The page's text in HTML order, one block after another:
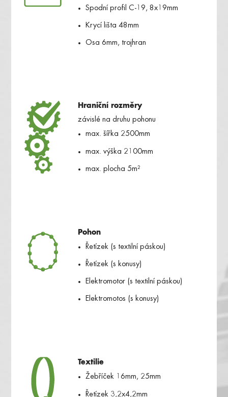
Spodní profil C-19, 8x19mm
Krycí lišta 48mm
Osa 6mm, trojhran
Hraniční rozměry
závislé na druhu pohonu
max. šířka 2500mm
max. výška 2100mm
max. plocha 5m²
Pohon
Řetízek (s textilní páskou)
Řetízek (s konusy)
Elektromotor (s textilní páskou)
Elektromotos (s konusy)
Textilie
Žebříček 16mm, 25mm
Řetízek 3,2x4,2mm